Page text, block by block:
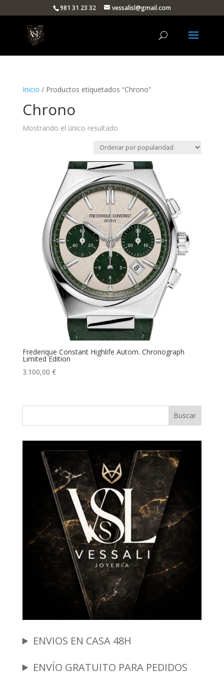
981 31 23 32 vessalisl@gmail.com
Inicio / Productos etiquetados “Chrono”
Chrono
Mostrando el único resultado
Frederique Constant Highlife Autom. Chronograph
Limited Edition
3.100,00 €
Buscar
ENVIOS EN CASA 48H
ENVÍO GRATUITO PARA PEDIDOS